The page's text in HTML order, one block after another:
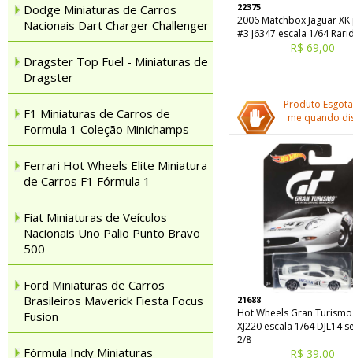
Dodge Miniaturas de Carros
Nacionais Dart Charger Challenger
Dragster Top Fuel - Miniaturas de
Dragster
F1 Miniaturas de Carros de
Formula 1 Coleção Minichamps
Ferrari Hot Wheels Elite Miniatura
de Carros F1 Fórmula 1
Fiat Miniaturas de Veículos
Nacionais Uno Palio Punto Bravo
500
Ford Miniaturas de Carros
Brasileiros Maverick Fiesta Focus
Fusion
Fórmula Indy Miniaturas
22375
2006 Matchbox Jaguar
#3 J6347 escala 1/64
R$ 69,00
Produto
me quando
21688
Hot Wheels Gran
XJ220 escala 1/64 DJL14
2/8
R$ 39,00